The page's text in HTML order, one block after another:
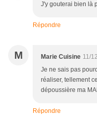
J'y gouterai bien là
Répondre
M Marie Cuisine 11/
Je ne sais pas
réaliser, tellement
dépoussière ma
Répondre